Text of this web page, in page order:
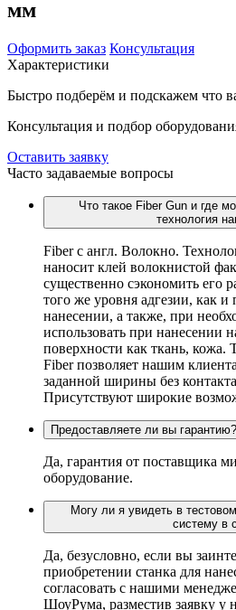
мм
Оформить заказ Консультация
Характеристики
Быстро подберём и подскажем что
Консультация и подбор
Оставить заявку
Часто задаваемые вопросы
Что такое Fiber Gun и где
технология
Fiber c англ. Волокно.
наносит клей волокнистой
существенно сэкономить его
того же уровня адгезии, как и
нанесении, а также, при
использовать при нанесении
поверхности как ткань, кожа.
Fiber позволяет нашим
заданной ширины без
Присутствуют широкие
Предоставляете ли вы гарантию?
Да, гарантия от поставщика
оборудование.
Могу ли я увидеть в
систему в
Да, безусловно, если вы
приобретении станка для
согласовать с нашими
ШоуРума, разместив заявку у